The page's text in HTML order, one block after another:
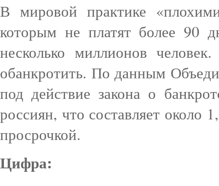
В мировой практике
которым не платят более 90
несколько миллионов
обанкротить. По данным
под действие закона о
россиян, что составляет около
просрочкой.
Цифра: